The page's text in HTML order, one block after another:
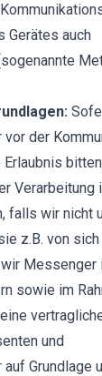
Gerätes auch
der
Verarbeitung
falls wir nicht
z.B. von
Messenger
sowie im
und
Grundlage